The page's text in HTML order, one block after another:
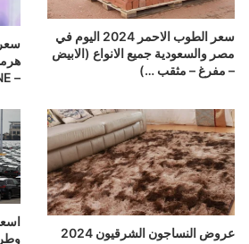
سعر الطوب الاحمر 2024 اليوم في
مصر والسعودية جميع الانواع (الابيض
– مفرغ – مثقب …)
– ANTI MULLERIAN HORMONE
عروض النساجون الشرقيون 2024